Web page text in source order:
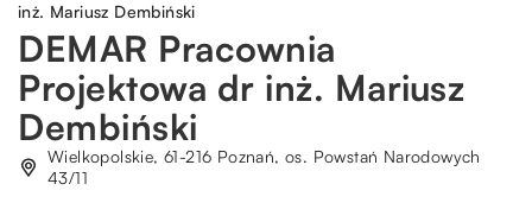
inż. Mariusz Dembiński
DEMAR Pracownia
Projektowa dr inż. Mariusz
Dembiński
Wielkopolskie, 61-216 Poznań, os. Powstań Narodowych
43/11